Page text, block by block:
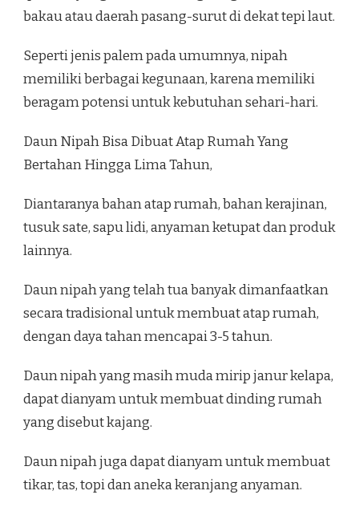
bakau atau daerah pasang-surut di dekat tepi laut.
Seperti jenis palem pada umumnya, nipah
memiliki berbagai kegunaan, karena memiliki
beragam potensi untuk kebutuhan sehari-hari.
Daun Nipah Bisa Dibuat Atap Rumah Yang
Bertahan Hingga Lima Tahun,
Diantaranya bahan atap rumah, bahan kerajinan,
tusuk sate, sapu lidi, anyaman ketupat dan produk
lainnya.
Daun nipah yang telah tua banyak dimanfaatkan
secara tradisional untuk membuat atap rumah,
dengan daya tahan mencapai 3-5 tahun.
Daun nipah yang masih muda mirip janur kelapa,
dapat dianyam untuk membuat dinding rumah
yang disebut kajang.
Daun nipah juga dapat dianyam untuk membuat
tikar, tas, topi dan aneka keranjang anyaman.